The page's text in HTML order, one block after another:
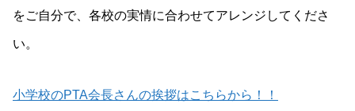
をご自分で、各校の実情に合わせてアレンジしてくださ
い。
小学校のPTA会長さんの挨拶はこちらから！！